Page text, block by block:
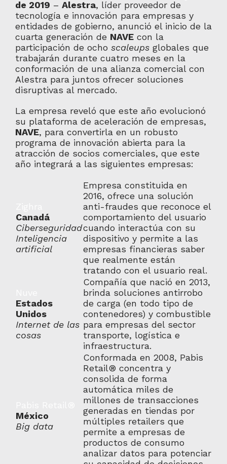
de 2019 – Alestra, líder proveedor de
tecnología e innovación para empresas y
entidades de gobierno, anunció el inicio de la
cuarta generación de NAVEcon la
participación de ocho scaleupsglobales que
trabajarán durante cuatro meses en la
conformación de una alianza comercial con
Alestra para juntos ofrecer soluciones
disruptivas al mercado.
La empresa reveló que este año evolucionó
su plataforma de aceleración de empresas,
NAVE, para convertirla en un robusto
programa de innovación abierta para la
atracción de socios comerciales, que este
año integrará a las siguientes empresas:
Canadá
Ciberseguridad
Inteligencia
artificial
Empresa constituida en
2016, ofrece una solución
anti-fraudes que reconoce el
comportamiento del usuario
cuando interactúa con su
dispositivo y permite a las
empresas financieras saber
que realmente están
tratando con el usuario real.
Estados
Unidos
Internet de las
cosas
Compañía que nació en 2013,
brinda soluciones antirrobo
de carga (en todo tipo de
contenedores) y combustible
para empresas del sector
transporte, logística e
infraestructura.
México
Big data
Conformada en 2008, Pabis
Retail® concentra y
consolida de forma
automática miles de
millones de transacciones
generadas en tiendas por
múltiples retailers que
permite a empresas de
productos de consumo
analizar datos para potenciar